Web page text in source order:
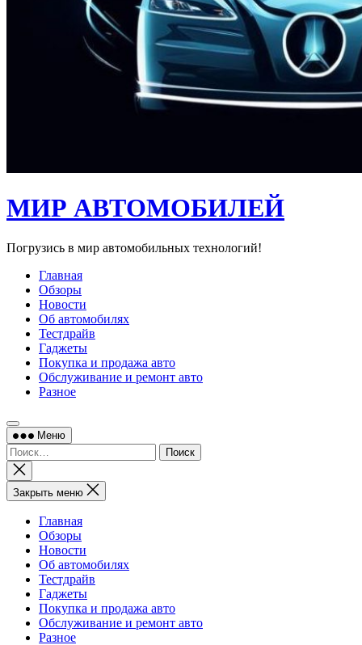
МИР АВТОМОБИЛЕЙ
Погрузись в мир автомобильных технологий!
Главная
Обзоры
Новости
Об автомобилях
Тестдрайв
Гаджеты
Покупка и продажа авто
Обслуживание и ремонт авто
Разное
Меню
Найти:
Закрыть
поиск
Закрыть меню
Главная
Обзоры
Новости
Об автомобилях
Тестдрайв
Гаджеты
Покупка и продажа авто
Обслуживание и ремонт авто
Разное